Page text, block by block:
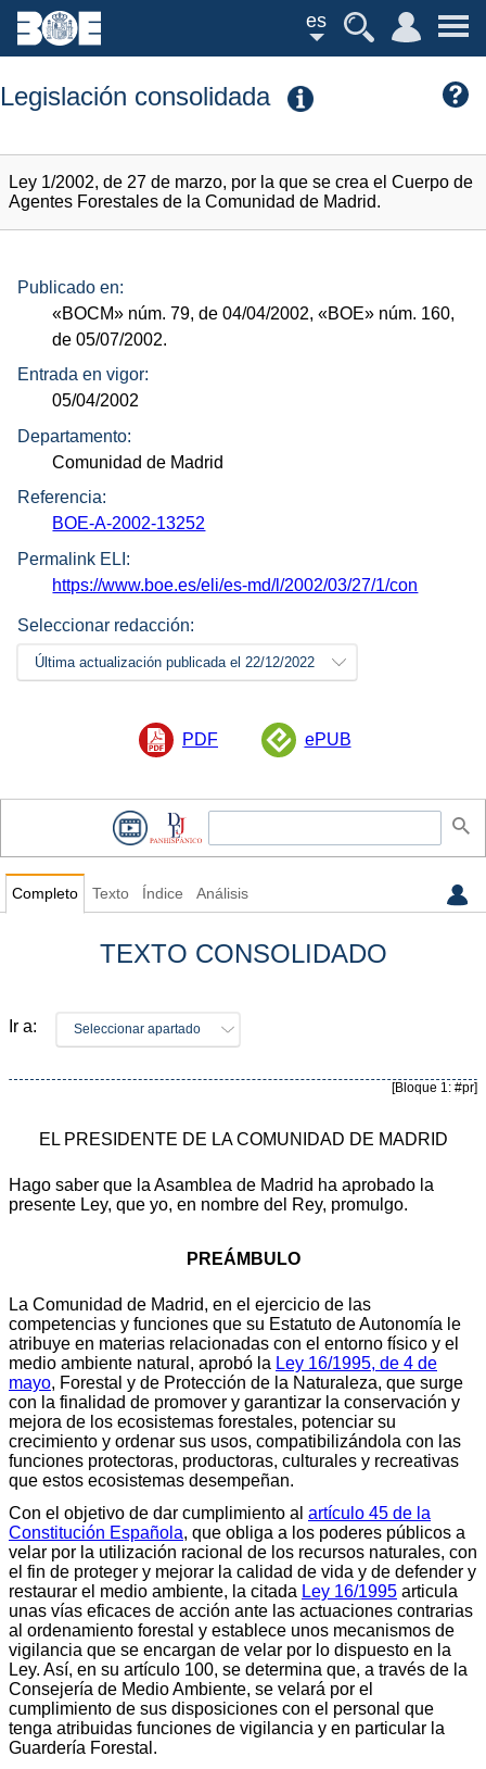
es
Legislación consolidada
Ley 1/2002, de 27 de marzo, por la que se crea el Cuerpo de
Agentes Forestales de la Comunidad de Madrid.
Publicado en:
«BOCM» núm. 79, de 04/04/2002,«BOE» núm. 160,
de 05/07/2002.
Entrada en vigor:
05/04/2002
Departamento:
Comunidad de Madrid
Referencia:
BOE-A-2002-13252
Permalink ELI:
https://www.boe.es/eli/es-md/l/2002/03/27/1/con
Seleccionar redacción:
Última actualización publicada el 22/12/2022
PDF ePUB
Completo Texto Índice Análisis
TEXTO CONSOLIDADO
Ir a: Seleccionar apartado
[Bloque 1: #pr]
EL PRESIDENTE DE LA COMUNIDAD DE MADRID
Hago saber que la Asamblea de Madrid ha aprobado la
presente Ley, que yo, en nombre del Rey, promulgo.
PREÁMBULO
La Comunidad de Madrid, en el ejercicio de las
competencias y funciones que su Estatuto de Autonomía le
atribuye en materias relacionadas con el entorno físico y el
medio ambiente natural, aprobó la Ley 16/1995, de 4 de
mayo, Forestal y de Protección de la Naturaleza, que surge
con la finalidad de promover y garantizar la conservación y
mejora de los ecosistemas forestales, potenciar su
crecimiento y ordenar sus usos, compatibilizándola con las
funciones protectoras, productoras, culturales y recreativas
que estos ecosistemas desempeñan.
Con el objetivo de dar cumplimiento al artículo 45 de la
Constitución Española, que obliga a los poderes públicos a
velar por la utilización racional de los recursos naturales, con
el fin de proteger y mejorar la calidad de vida y de defender y
restaurar el medio ambiente, la citada Ley 16/1995 articula
unas vías eficaces de acción ante las actuaciones contrarias
al ordenamiento forestal y establece unos mecanismos de
vigilancia que se encargan de velar por lo dispuesto en la
Ley. Así, en su artículo 100, se determina que, a través de la
Consejería de Medio Ambiente, se velará por el
cumplimiento de sus disposiciones con el personal que
tenga atribuidas funciones de vigilancia y en particular la
Guardería Forestal.